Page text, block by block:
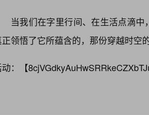
当我们在字里行间、在生活点滴
正领悟了它所蕴含的，那份穿越时空
：【